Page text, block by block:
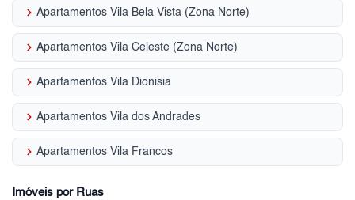
keyboard_arrow_right Apartamentos Vila Bela Vista (Zona Norte)
keyboard_arrow_right Apartamentos Vila Celeste (Zona Norte)
keyboard_arrow_right Apartamentos Vila Dionisia
keyboard_arrow_right Apartamentos Vila dos Andrades
keyboard_arrow_right Apartamentos Vila Francos
Imóveis por Ruas